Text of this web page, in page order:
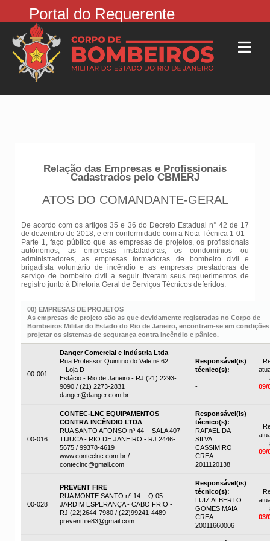
Portal do Requerente
Relação das Empresas e Profissionais
Cadastrados pelo CBMERJ
ATOS DO COMANDANTE-GERAL
De acordo com os artigos 35 e 36 do Decreto Estadual n° 42 de 17
de dezembro de 2018, e em conformidade com a Nota Técnica 1-01 -
Parte 1, faço público que as empresas de projetos, os profissionais
autônomos, as empresas instaladoras, os condomínios ou
administradores, as empresas formadoras de bombeiro civil e
brigadista voluntário de incêndio e as empresas prestadoras de
serviço de bombeiro civil a seguir tiveram seus requerimentos de
registro junto à Diretoria Geral de Serviços Técnicos deferidos:
00) EMPRESAS DE PROJETOS
As empresas de projeto são as que devidamente registradas no Corpo de
Bombeiros Militar do Estado do Rio de Janeiro, encontram-se em
projetar os sistemas de segurança contra incêndio e pânico.
00-001
Danger Comercial e Indústria Ltda
Rua Professor Quintino do Vale nº 62
- Loja D
Estácio - Rio de Janeiro - RJ (21) 2293-
9090 / (21) 2273-2831
danger@danger.com.br
Responsável(is)
técnico(s):
-
09/
00-016
CONTEC-LNC EQUIPAMENTOS
CONTRA INCÊNDIO LTDA
RUA SANTO AFONSO nº 44 - SALA 407
TIJUCA - RIO DE JANEIRO - RJ 2446-
5675 / 99378-4619
www.conteclnc.com.br /
conteclnc@gmail.com
Responsável(is)
técnico(s):
RAFAEL DA
SILVA
CASSIMIRO
CREA -
2011120138
09/
00-028
PREVENT FIRE
RUA MONTE SANTO nº 14 - Q 05
JARDIM ESPERANÇA - CABO FRIO -
RJ (22)2644-7980 / (22)99241-4489
preventfire83@gmail.com
Responsável(is)
técnico(s):
LUIZ ALBERTO
GOMES MAIA
CREA -
20011660006
03/